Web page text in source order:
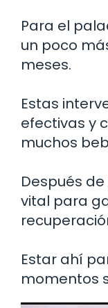
Para el
un poco
meses.
Estas
efectivas y
muchos
Después
vital para
Estar ahí
momentos